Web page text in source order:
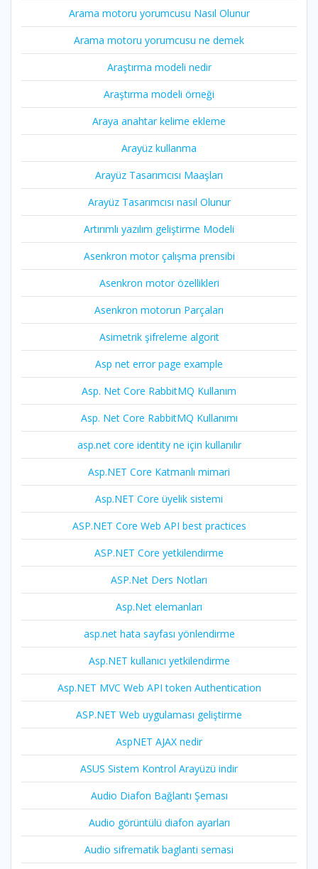
Arama motoru yorumcusu Nasıl Olunur
Arama motoru yorumcusu ne demek
Araştırma modeli nedir
Araştırma modeli örneği
Araya anahtar kelime ekleme
Arayüz kullanma
Arayüz Tasarımcısı Maaşları
Arayüz Tasarımcısı nasıl Olunur
Artırımlı yazılım geliştirme Modeli
Asenkron motor çalışma prensibi
Asenkron motor özellikleri
Asenkron motorun Parçaları
Asimetrik şifreleme algorit
Asp net error page example
Asp. Net Core RabbitMQ Kullanım
Asp. Net Core RabbitMQ Kullanımı
asp.net core identity ne için kullanılır
Asp.NET Core Katmanlı mimari
Asp.NET Core üyelik sistemi
ASP.NET Core Web API best practices
ASP.NET Core yetkilendirme
ASP.Net Ders Notları
Asp.Net elemanları
asp.net hata sayfası yönlendirme
Asp.NET kullanıcı yetkilendirme
Asp.NET MVC Web API token Authentication
ASP.NET Web uygulaması geliştirme
AspNET AJAX nedir
ASUS Sistem Kontrol Arayüzü indir
Audio Diafon Bağlantı Şeması
Audio görüntülü diafon ayarları
Audio sifrematik baglanti semasi